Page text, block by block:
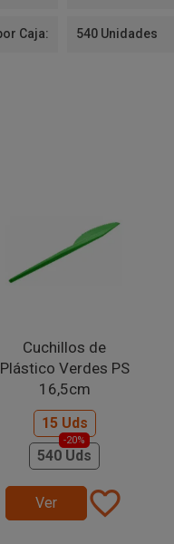
Caja: 540 Unidades
Cuchillos de
Plástico Verdes PS
16,5cm
15 Uds
540 Uds
-20%
Ver favorite_border